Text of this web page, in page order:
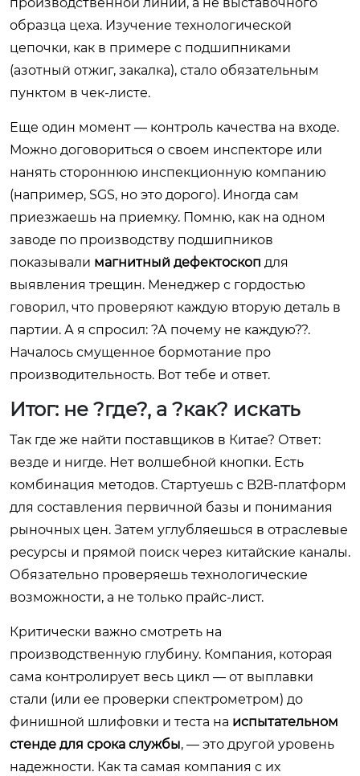
образца цеха. Изучение технологической
цепочки, как в примере с подшипниками
(азотный отжиг, закалка), стало обязательным
пунктом в чек-листе.
Еще один момент — контроль качества на входе.
Можно договориться о своем инспекторе или
нанять стороннюю инспекционную компанию
(например, SGS, но это дорого). Иногда сам
приезжаешь на приемку. Помню, как на одном
заводе по производству подшипников
показывали магнитный дефектоскоп для
выявления трещин. Менеджер с гордостью
говорил, что проверяют каждую вторую деталь в
партии. А я спросил: ?А почему не каждую??.
Началось смущенное бормотание про
производительность. Вот тебе и ответ.
Итог: не ?где?, а ?как? искать
Так где же найти поставщиков в Китае? Ответ:
везде и нигде. Нет волшебной кнопки. Есть
комбинация методов. Стартуешь с B2B-платформ
для составления первичной базы и понимания
рыночных цен. Затем углубляешься в отраслевые
ресурсы и прямой поиск через китайские каналы.
Обязательно проверяешь технологические
возможности, а не только прайс-лист.
Критически важно смотреть на
производственную глубину. Компания, которая
сама контролирует весь цикл — от выплавки
стали (или ее проверки спектрометром) до
финишной шлифовки и теста на испытательном
стенде для срока службы, — это другой уровень
надежности. Как та самая компания с их